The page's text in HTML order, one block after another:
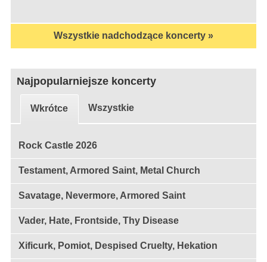
Wszystkie nadchodzące koncerty »
Najpopularniejsze koncerty
Wkrótce Wszystkie
Rock Castle 2026
Testament, Armored Saint, Metal Church
Savatage, Nevermore, Armored Saint
Vader, Hate, Frontside, Thy Disease
Xificurk, Pomiot, Despised Cruelty, Hekation